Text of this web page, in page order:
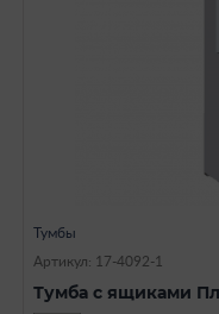
Тумбы
Артикул: 17-4092-1
Тумба с ящиками